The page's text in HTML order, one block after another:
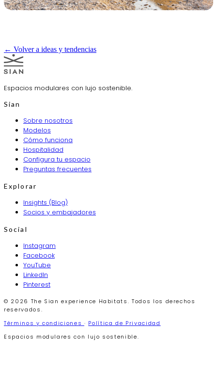
← Volver a ideas y tendencias
Espacios modulares con lujo sostenible.
Sian
Sobre nosotros
Modelos
Cómo funciona
Hospitalidad
Configura tu espacio
Preguntas frecuentes
Explorar
Insights (Blog)
Socios y embajadores
Social
Instagram
Facebook
YouTube
LinkedIn
Pinterest
© 2026 The Sian experience Habitats. Todos los derechos
reservados.
Términos y condiciones · Política de Privacidad
Espacios modulares con lujo sostenible.